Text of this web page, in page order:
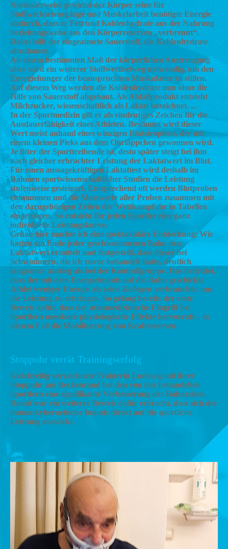
Normalerweise gewinnt der Körper seine für
Stoffwechselvorgänge und Muskelarbeit benötigte Energie
dadurch, dass er Fett und Kohlenhydrate aus der Nahrung
beziehungsweise aus den Körperreserven „verbrennt“.
Dabei hilft der eingeatmete Sauerstoff, die Kohlenhydrate
abzubauen.
Ab einem bestimmten Maß der körperlichen Anstrengung
aber wird ein weiterer Stoffwechselweg notwendig, um den
Energiehunger der beanspruchten Muskulatur zu stillen.
Auf diesem Weg werden die Kohlenhydrate nun ohne die
Hilfe von Sauerstoff abgebaut. Als Abfallprodukt entsteht
Milchzucker, wissenschaftlich als Laktat bezeichnet. ...
In der Sportmedizin gilt er als eindeutiges Zeichen für die
Ausdauerfähigkeit eines Athleten. Bestimmt wird dieser
Wert meist anhand eines winzigen Blutstropfens, der mit
einem kleinen Pieks aus dem Ohrläppchen gewonnen wird.
Je fitter der Sporttreibende ist, desto später steigt bei ihm
nach gleicher erbrachter Leistung der Laktatwert im Blut.
Für einen aussagekräftigen Laktattest wird deshalb im
Rahmen sportwissenschaftlicher Studien die Leistung
stufenweise gesteigert. Entsprechend oft werden Blutproben
entnommen und die Messwerte aller Proben zusammen mit
den dazugehörigen Zeiten der Wettkampfuhr in Tabellen
eingetragen. So entsteht für jeden Sportler eine ganz
individuelle Leistungskurve.
Genau hier machte ich eine spektakuläre Entdeckung: Wir
hatten am Ende jeder geschwommenen Bahn den
Laktatwert ermittelt und festgestellt, dass dieser bei
Schwimmern, die ich zuvor behandelt hatte, deutlich
langsamer anstieg als bei der Kontrollgruppe. Das bedeutet,
dass der mit dem Energieimpuls auf die Bahn geschickte
Athlet weniger Energie als seine Kollegen verbrauchte, um
die Leistung zu erbringen. So gelang bereits der erste
Beweis dafür, dass der atlasmedizinische Eingriff bei
Sportlern messbare physiologische Effekte hervorruft – in
diesem Fall die Mobilisierung von Kraftreserven.
Stoppuhr verrät Trainingserfolg
Gleichzeitig verzeichnete Trainerin Ludewig mit ihrer
Stoppuhr am Beckenrand bei den von mir behandelten
Sportlern eine signifikante Verbesserung der Bahnzeiten.
Damit war ein weiterer Beweis dafür erbracht, dass sich der
humankybernetische Impuls direkt auf die sportliche
Leistung auswirkt.